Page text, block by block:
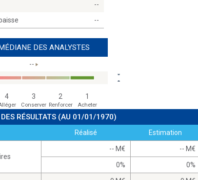
--
--
DES ANALYSTES
--
4 3 2 1
Conserver Renforcer Acheter
RÉSULTATS (AU 01/01/1970)
Réalisé Estimation
-- M -- M
0% 0%